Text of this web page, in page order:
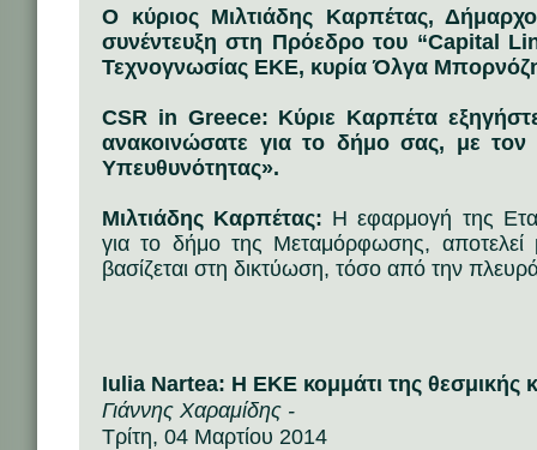
Ο κύριος Μιλτιάδης Καρπέτας,
συνέντευξη στη Πρόεδρο του “Capital
Τεχνογνωσίας ΕΚΕ, κυρία Όλγα
CSR in Greece: Κύριε Καρπέτα
ανακοινώσατε για το δήμο σας, με τον
Υπευθυνότητας».
Μιλτιάδης Καρπέτας: Η εφαρμογή της
για το δήμο της Μεταμόρφωσης, αποτελεί
βασίζεται στη δικτύωση, τόσο από την
Iulia Nartea: Η ΕΚΕ κομμάτι της θεσμικής
Γιάννης Χαραμίδης -
Τρίτη, 04 Μαρτίου 2014